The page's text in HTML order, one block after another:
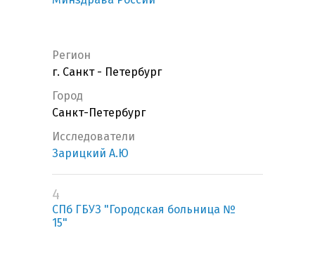
Регион
г. Санкт - Петербург
Город
Санкт-Петербург
Исследователи
Зарицкий А.Ю
4
СПб ГБУЗ "Городская больница №
15"